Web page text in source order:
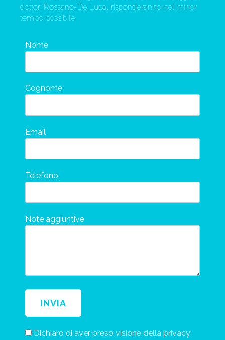
dottori Rossano-De Luca, risponderanno nel minor
tempo possibile.
Nome
Cognome
Email
Telefono
Note aggiuntive
Dichiaro di aver preso visione della privacy